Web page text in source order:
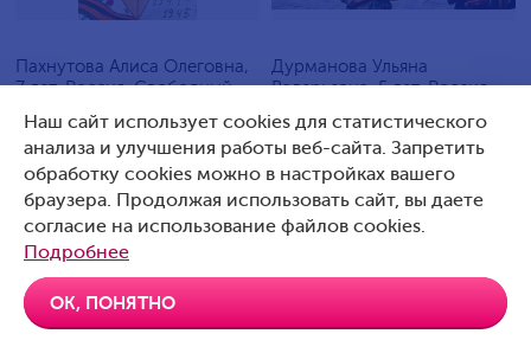
Пахнутова Алиса Олеговна,
7 лет, Россия, Свободный
Дурманова Ульяна
Валерьевна, 5 лет, Россия,
Наш сайт использует cookies для статистического
анализа и улучшения работы веб-сайта. Запретить
обработку cookies можно в настройках вашего
браузера. Продолжая использовать сайт, вы даете
согласие на использование файлов cookies.
Подробнее
ОК, ПОНЯТНО